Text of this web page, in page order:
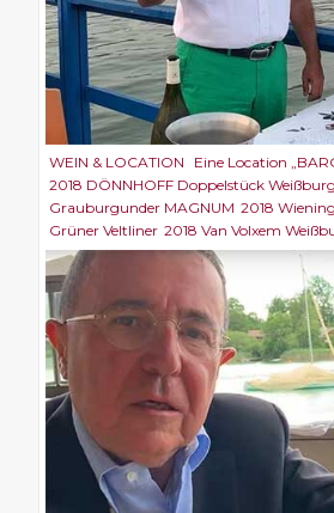
WEIN & LOCATION Eine Location
2018 DÖNNHOFF Doppelstück
Grauburgunder MAGNUM 2018
Grüner Veltliner 2018 Van Volxem